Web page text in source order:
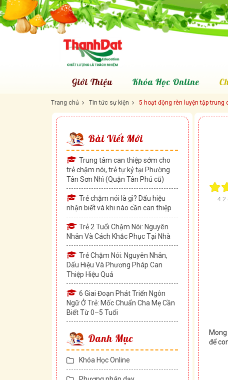
Giới Thiệu Khóa Học Online
Trang chủ Tin tức sự kiện 5 hoạt động rèn luyện tập trung
Bài Viết Mới
Trung tâm can thiệp sớm cho
trẻ chậm nói, trẻ tự kỷ tại Phường
Tân Sơn Nhì (Quận Tân Phú cũ)
Trẻ chậm nói là gì? Dấu hiệu
nhận biết và khi nào cần can thiệp
Trẻ 2 Tuổi Chậm Nói: Nguyên
Nhân Và Cách Khắc Phục Tại Nhà
Trẻ Chậm Nói: Nguyên Nhân,
Dấu Hiệu Và Phương Pháp Can
Thiệp Hiệu Quả
6 Giai Đoạn Phát Triển Ngôn
Ngữ Ở Trẻ: Mốc Chuẩn Cha Mẹ Cần
Biết Từ 0–5 Tuổi
Danh Mục
Khóa Học Online
4.2
để